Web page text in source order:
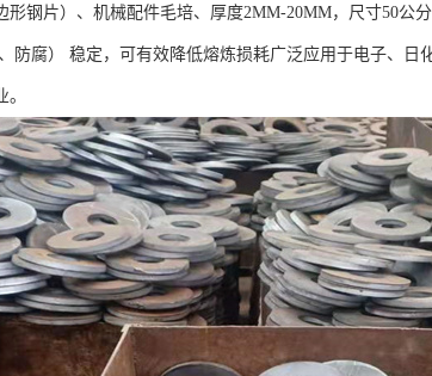
形钢片）、机械配件毛培、厚度2MM-20MM，尺寸50公
防腐） 稳定，可有效降低熔炼损耗广泛应用于电子、